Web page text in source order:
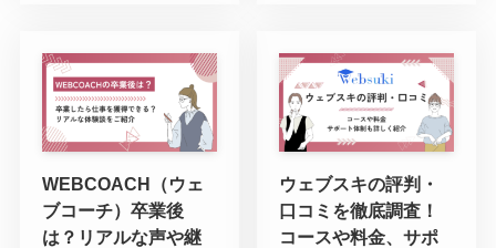
WEBCOACH（ウェ
ブコーチ）卒業後
は？リアルな声や継
ウェブスキの評判・
口コミを徹底調査！
コースや料金、サポ